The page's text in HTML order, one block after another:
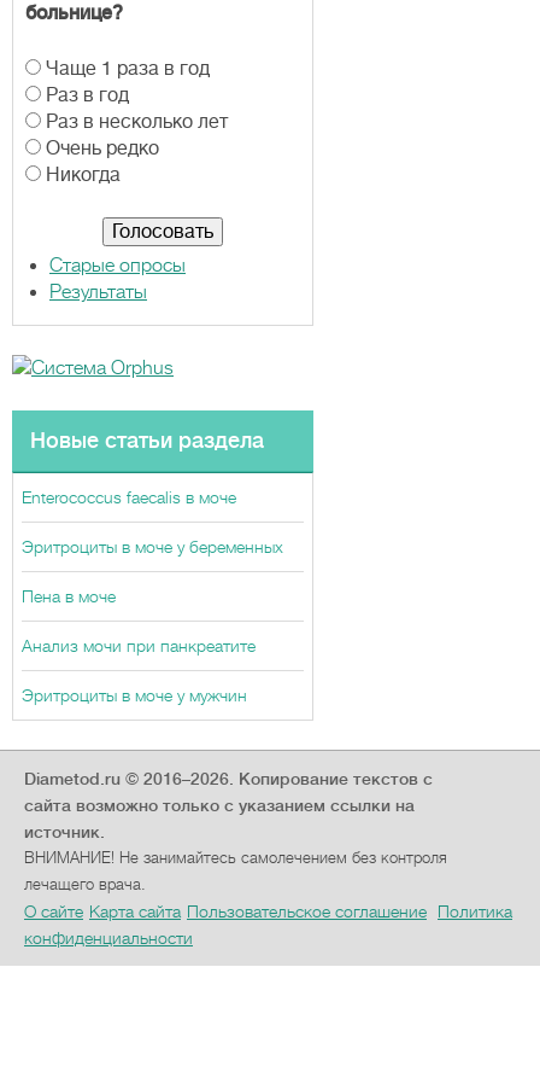
больнице?
В
а
р
и
а
Чаще 1 раза в год
Раз в год
Раз в несколько лет
Очень редко
Никогда
Старые опросы
Результаты
Новые статьи раздела
Enterococcus faecalis в моче
Эритроциты в моче у беременных
Пена в моче
Анализ мочи при панкреатите
Эритроциты в моче у мужчин
Diametod.ru © 2016–2026. Копирование текстов с
сайта возможно только с указанием ссылки на
источник.
ВНИМАНИЕ! Не занимайтесь самолечением без контроля
лечащего врача.
О сайте Карта сайта Пользовательское соглашение
Политика
конфиденциальности